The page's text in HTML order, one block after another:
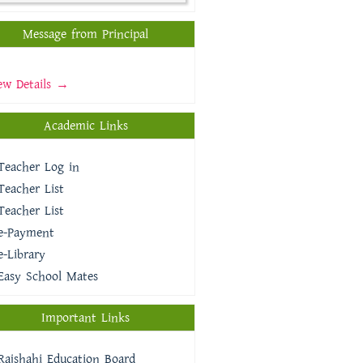
Message from Principal
Details →
Academic Links
Log in
List
List
Payment
Library
School Mates
Important Links